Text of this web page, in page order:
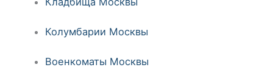
Колумбарии Москвы
Военкоматы Москвы